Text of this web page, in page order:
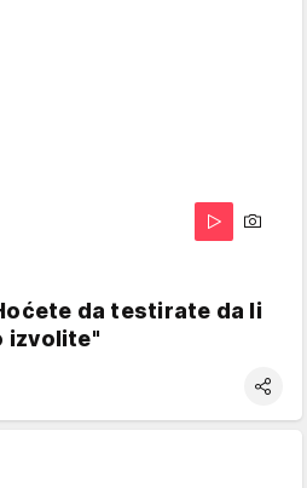
da testirate da li
izvolite"